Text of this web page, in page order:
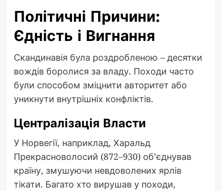
Політичні Причини:
Єдність і Вигнання
Скандинавія була роздробленою – десятки
вождів боролися за владу. Походи часто
були способом зміцнити авторитет або
уникнути внутрішніх конфліктів.
Централізація Власти
У Норвегії, наприклад, Харальд
Прекрасноволосий (872–930) об’єднував
країну, змушуючи невдоволених ярлів
тікати. Багато хто вирушав у походи,